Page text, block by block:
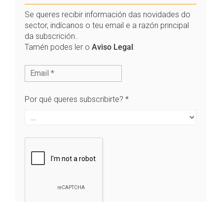
Se queres recibir información das novidades do
sector, indícanos o teu email e a razón principal
da subscrición..
Tamén podes ler o Aviso Legal:
Por qué queres subscribirte? *